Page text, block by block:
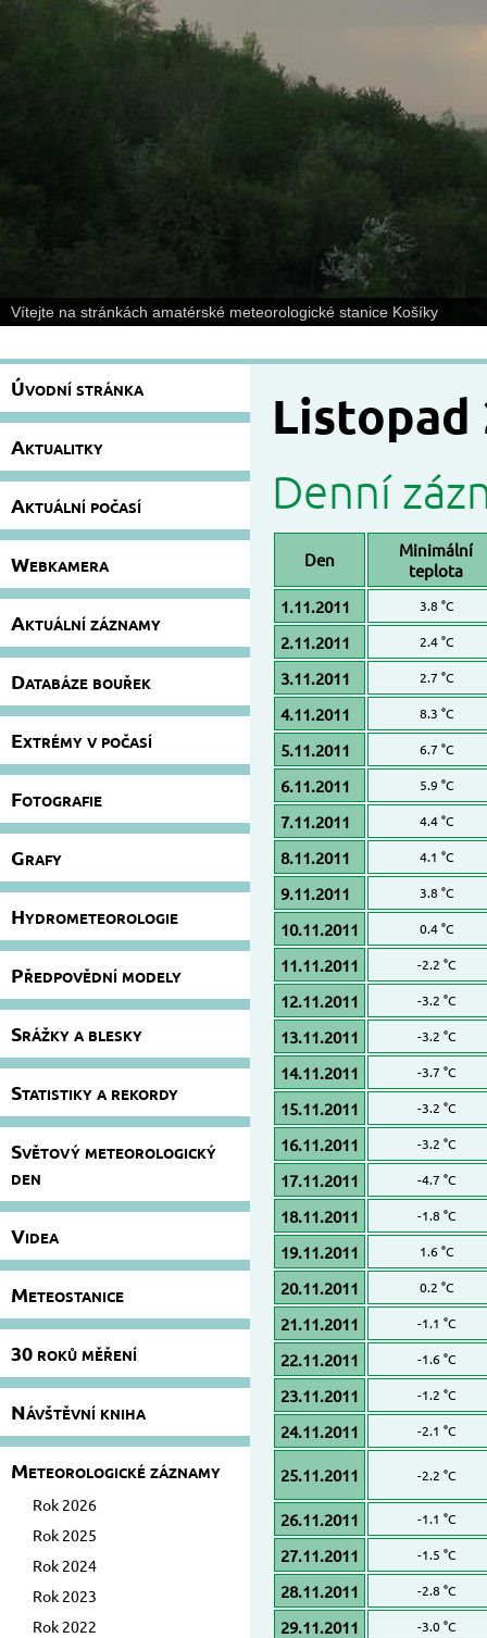
Vítejte na stránkách amatérské meteorologické stanice Košíky
Úvodní stránka
Aktualitky
Aktuální počasí
Webkamera
Aktuální záznamy
Databáze bouřek
Extrémy v počasí
Fotografie
Grafy
Hydrometeorologie
Předpovědní modely
Srážky a blesky
Statistiky a rekordy
Světový meteorologický
den
Videa
Meteostanice
30 roků měření
Návštěvní kniha
Meteorologické záznamy
Rok 2026
Rok 2025
Rok 2024
Rok 2023
Rok 2022
Listopad
Denní
Den
Minimální
teplota
1.11.2011
3.8 °C
2.11.2011 2.4 °C
3.11.2011 2.7 °C
4.11.2011 8.3 °C
5.11.2011 6.7 °C
6.11.2011 5.9 °C
7.11.2011 4.4 °C
8.11.2011 4.1 °C
9.11.2011 3.8 °C
10.11.2011 0.4 °C
11.11.2011 -2.2 °C
12.11.2011 -3.2 °C
13.11.2011 -3.2 °C
14.11.2011 -3.7 °C
15.11.2011 -3.2 °C
16.11.2011 -3.2 °C
17.11.2011 -4.7 °C
18.11.2011 -1.8 °C
19.11.2011 1.6 °C
20.11.2011 0.2 °C
21.11.2011 -1.1 °C
22.11.2011 -1.6 °C
23.11.2011 -1.2 °C
24.11.2011 -2.1 °C
25.11.2011 -2.2 °C
26.11.2011 -1.1 °C
27.11.2011 -1.5 °C
28.11.2011 -2.8 °C
29.11.2011 -3.0 °C